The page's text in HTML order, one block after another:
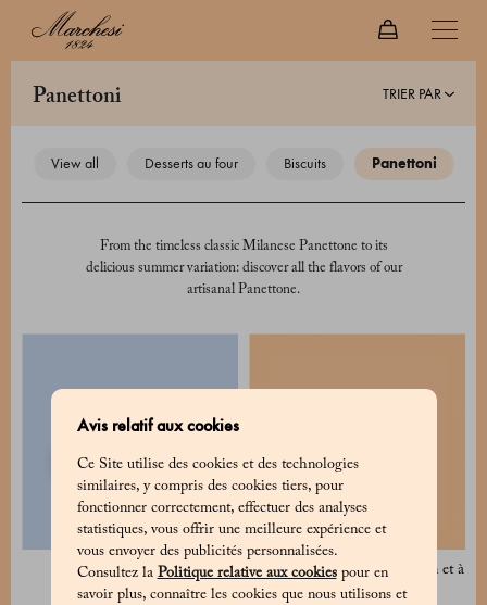
Avis relatif aux cookies
Ce Site utilise des cookies et des technologies
similaires, y compris des cookies tiers, pour
fonctionner correctement, effectuer des analyses
statistiques, vous offrir une meilleure expérience et
vous envoyer des publicités personnalisées.
Consultez la Politique relative aux cookiespour en
savoir plus, connaître les cookies que nous utilisons et
panettoni TRIER PAR
view all desserts au four biscuits panettoni
From the timeless classic Milanese Panettone to its
delicious summer variation: discover all the flavors of our
artisanal Panettone.
Panettone Classique 1 kg
52 €
Panettone à l’abricot, au citron et à
l’amande 1 kg